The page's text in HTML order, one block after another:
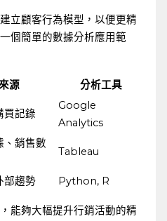
立顧客行為模型，以便更精
個簡單的數據分析應用範
源
分析工具
買記錄
Google
Analytics
、銷售數
Tableau
部趨勢 Python, R
能夠大幅提升行銷活動的精